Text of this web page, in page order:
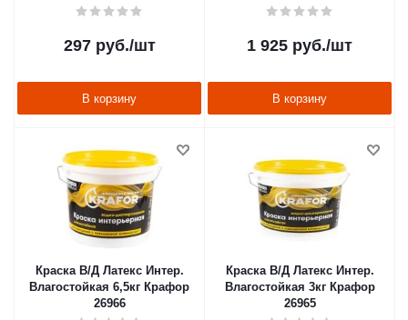
297руб./шт
В корзину
1 925 руб./шт
В корзину
Краска В/Д Латекс Интер.
Влагостойкая 6,5кг Крафор
26966
Краска В/Д Латекс Интер.
Влагостойкая 3кг Крафор
26965